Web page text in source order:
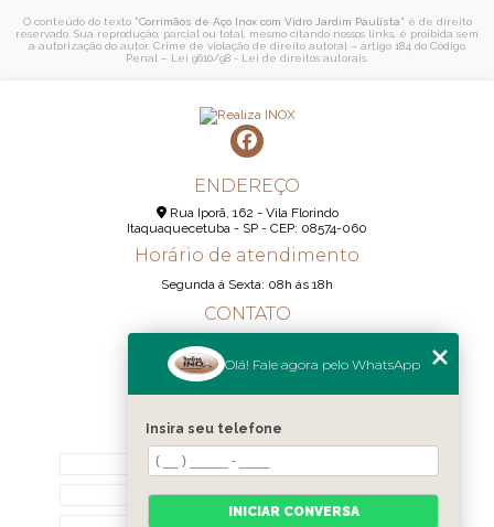
O conteúdo do texto "Corrimãos de Aço Inox com Vidro Jardim Paulista" é de direito
reservado. Sua reprodução, parcial ou total, mesmo citando nossos links, é proibida sem
a autorização do autor. Crime de violação de direito autoral – artigo 184 do Código
Penal – Lei 9610/98 - Lei de direitos autorais
ENDEREÇO
Rua Iporã, 162 - Vila Florindo
Itaquaquecetuba - SP - CEP: 08574-060
Horário de atendimento
Segunda á Sexta: 08h ás 18h
CONTATO
(11) 98189-1344
MENU
HOME
QUEM SOMOS
Olá! Fale agora pelo WhatsApp
Insira seu telefone
INICIAR CONVERSA